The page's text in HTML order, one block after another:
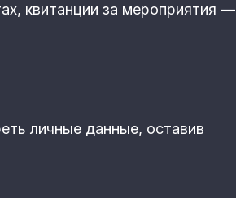
квитанции за мероприятия —
личные данные, оставив